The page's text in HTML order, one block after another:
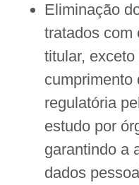
Eliminação
tratados com
titular,
cumprimento
regulatória
estudo por
garantindo a
dados